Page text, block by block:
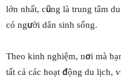
lớn nhất, cũng là trung tâm
có người dân sinh sống.
Theo kinh nghiệm, nơi mà
tất cả các hoạt động du lịch,